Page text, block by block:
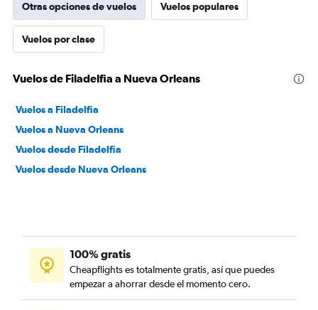
Otras opciones de vuelos Vuelos populares
Vuelos por clase
Vuelos de Filadelfia a Nueva Orleans
Vuelos a Filadelfia
Vuelos a Nueva Orleans
Vuelos desde Filadelfia
Vuelos desde Nueva Orleans
100% gratis
Cheapflights es totalmente gratis, así que puedes
empezar a ahorrar desde el momento cero.